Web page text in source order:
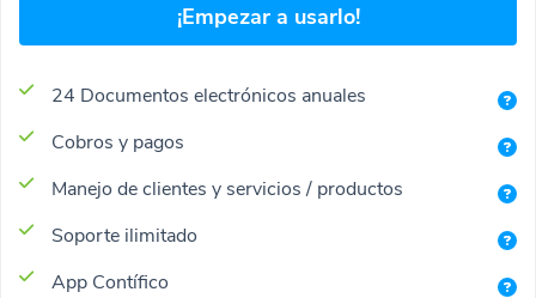
¡Empezar a usarlo!
24 Documentos electrónicos anuales
Cobros y pagos
Manejo de clientes y servicios / productos
Soporte ilimitado
App Contífico